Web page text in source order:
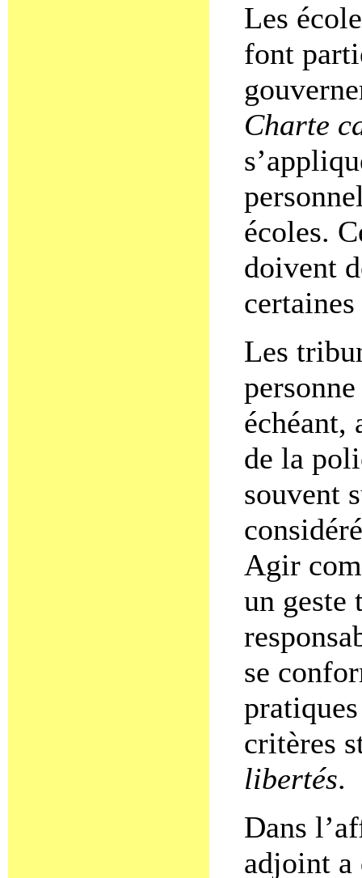
Les
font
Charte
écoles.
doivent
Les
échéant,
de la
souvent
Agir
un geste
se
critères
libertés.
Dans
adjoint a